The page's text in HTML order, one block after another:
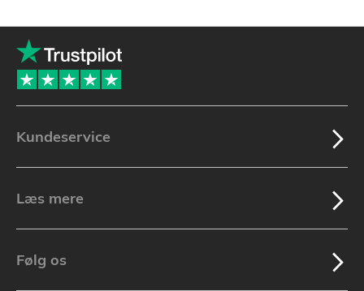
Kundeservice
Læs mere
Følg os